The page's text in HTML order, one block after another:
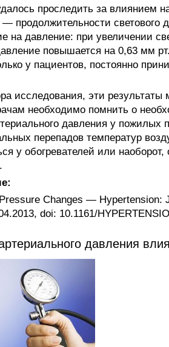
проследить за влиянием
продолжительности светового
на давление: при увеличении
повышается на 0,63 мм
у пациентов, постоянно
исследования, эти результаты
необходимо помнить о
давления у пожилых
перепадов температур
у обогревателей или
Changes — Hypertension:
doi: 10.1161/
давления